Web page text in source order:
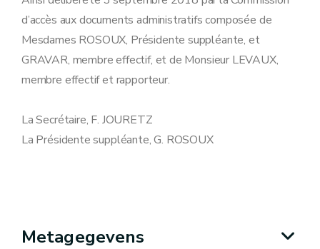
d’accès aux documents administratifs composée de
Mesdames ROSOUX, Présidente suppléante, et
GRAVAR, membre effectif, et de Monsieur LEVAUX,
membre effectif et rapporteur.
La Secrétaire, F. JOURETZ
La Présidente suppléante, G. ROSOUX
Metagegevens